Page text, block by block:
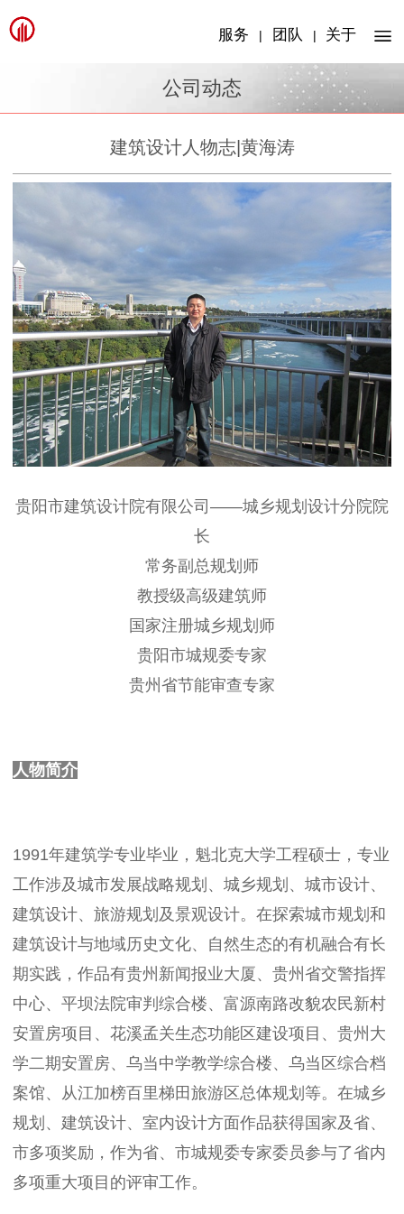
服务 | 团队 | 关于
公司动态
建筑设计人物志|黄海涛
贵阳市建筑设计院有限公司——城乡规划设计分院院
长
常务副总规划师
教授级高级建筑师
国家注册城乡规划师
贵阳市城规委专家
贵州省节能审查专家
人物简介
1991年建筑学专业毕业，魁北克大学工程硕士，专业
工作涉及城市发展战略规划、城乡规划、城市设计、
建筑设计、旅游规划及景观设计。在探索城市规划和
建筑设计与地域历史文化、自然生态的有机融合有长
期实践，作品有贵州新闻报业大厦、贵州省交警指挥
中心、平坝法院审判综合楼、富源南路改貌农民新村
安置房项目、花溪孟关生态功能区建设项目、贵州大
学二期安置房、乌当中学教学综合楼、乌当区综合档
案馆、从江加榜百里梯田旅游区总体规划等。在城乡
规划、建筑设计、室内设计方面作品获得国家及省、
市多项奖励，作为省、市城规委专家委员参与了省内
多项重大项目的评审工作。